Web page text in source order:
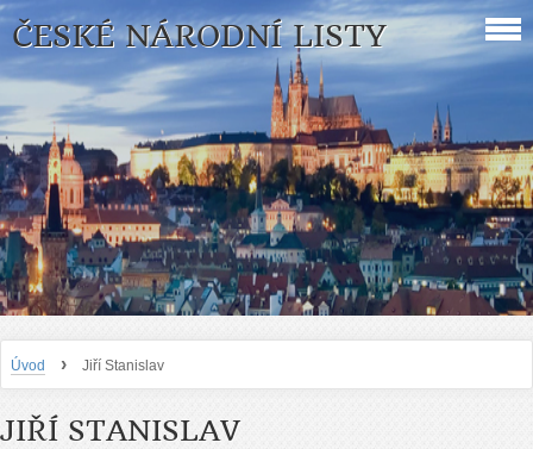
ČESKÉ NÁRODNÍ LISTY
Úvod › Jiří Stanislav
JIŘÍ STANISLAV